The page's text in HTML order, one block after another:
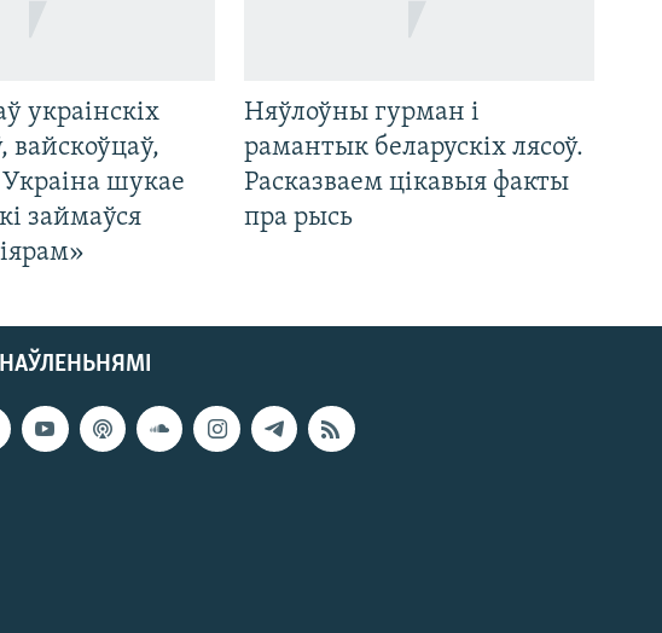
украінскіх
вайскоўцаў,
шукае
займаўся
Няўлоўны гурман і
рамантык беларускіх лясоў.
Расказваем цікавыя факты
пра рысь